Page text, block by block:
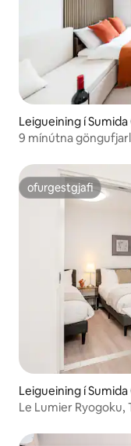
Leigueining í
9 mínútna
nútímalegt
Kinshicho-stöð /
ofurgestgjafi
ofurgestgjafi
Leigueining í
Le Lumier Ryogoku,
Ryogoku | Baðker,